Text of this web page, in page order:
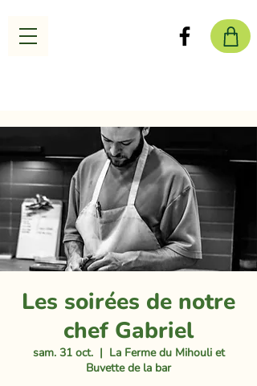
Les soirées de notre
chef Gabriel
sam. 31 oct.
  |
La Ferme du Mihouli et
Buvette de la bar